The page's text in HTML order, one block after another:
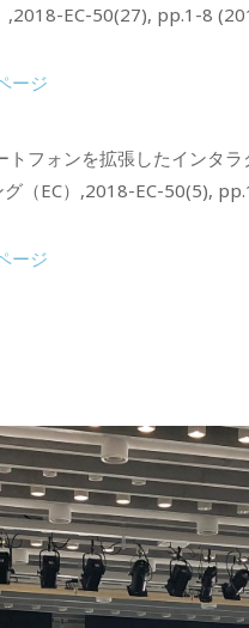
,2018-EC-50(27), pp.1-8
ージ
フォンを拡張したインタ
（EC）,2018-EC-50(5),
ージ